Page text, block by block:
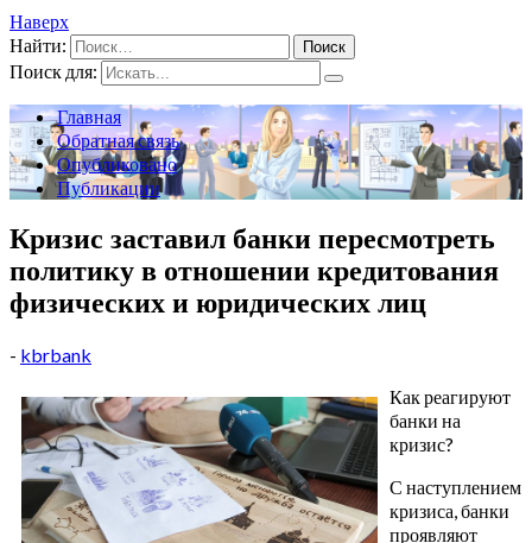
Наверх
Найти:
Поиск для:
Главная
Обратная связь
Опубликовано
Публикации
Кризис заставил банки пересмотреть
политику в отношении кредитования
физических и юридических лиц
- kbrbank
Как реагируют
банки на
кризис?
С наступлением
кризиса, банки
проявляют